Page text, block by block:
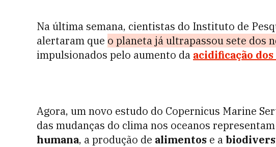
Na última semana, cientistas do Instituto de
alertaram que o planeta já ultrapassou sete dos
impulsionados pelo aumento da acidificação
Agora, um novo estudo do Copernicus Marine
das mudanças do clima nos oceanos
humana, a produção de alimentos e a